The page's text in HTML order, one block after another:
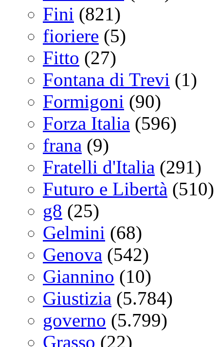
Fini (821)
fioriere (5)
Fitto (27)
Fontana di Trevi (1)
Formigoni (90)
Forza Italia (596)
frana (9)
Fratelli d'Italia (291)
Futuro e Libertà (510)
g8 (25)
Gelmini (68)
Genova (542)
Giannino (10)
Giustizia (5.784)
governo (5.799)
Grasso (22)